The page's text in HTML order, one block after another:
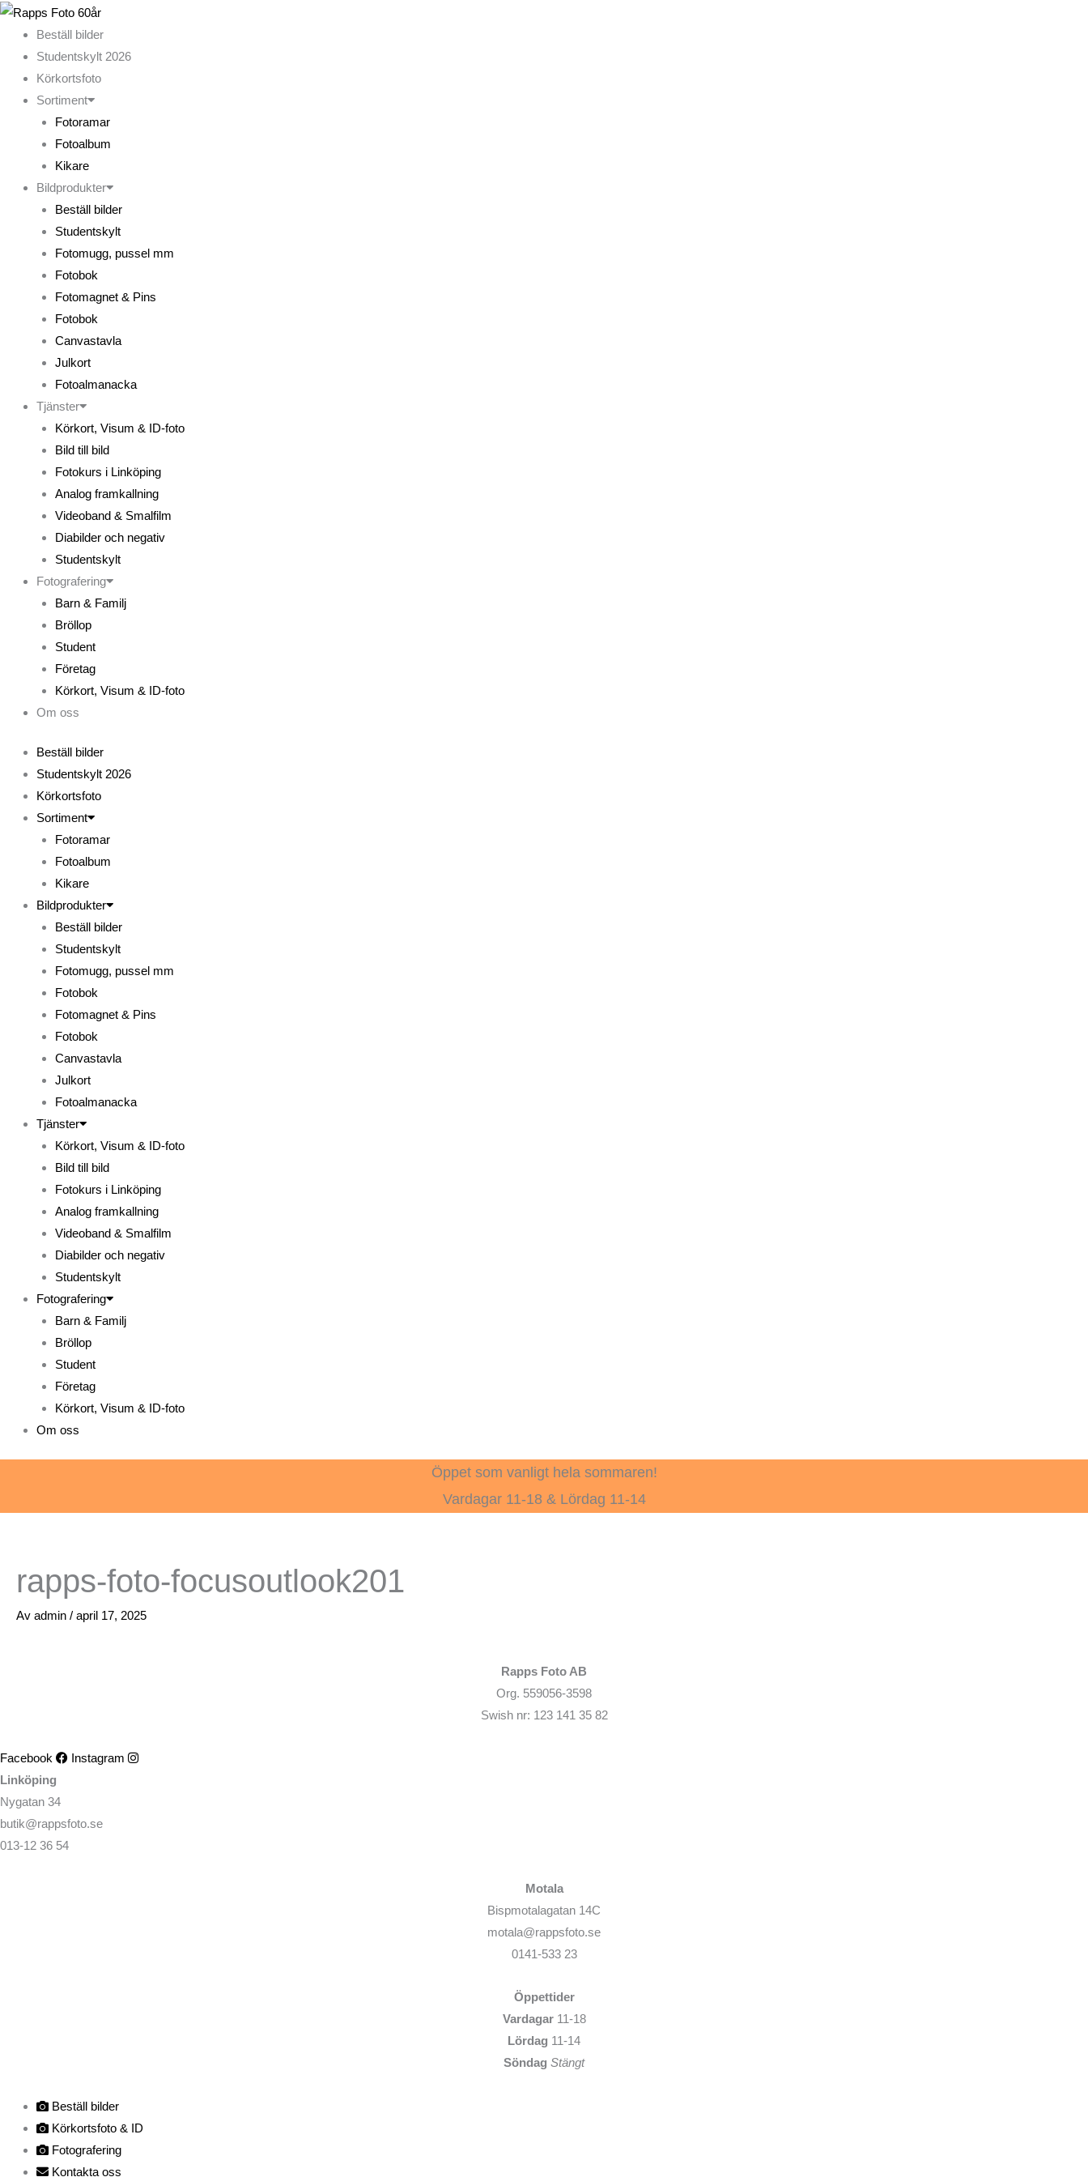
Hoppa
innehåll
Beställ bilder
Studentskylt 2026
Körkortsfoto
Sortiment
Fotoramar
Fotoalbum
Kikare
Bildprodukter
Beställ bilder
Studentskylt
Fotomugg, pussel mm
Fotobok
Fotomagnet & Pins
Fotobok
Canvastavla
Julkort
Fotoalmanacka
Tjänster
Körkort, Visum & ID-foto
Bild till bild
Fotokurs i Linköping
Analog framkallning
Videoband & Smalfilm
Diabilder och negativ
Studentskylt
Fotografering
Barn & Familj
Bröllop
Student
Företag
Körkort, Visum & ID-foto
Om oss
Beställ bilder
Studentskylt 2026
Körkortsfoto
Sortiment
Fotoramar
Fotoalbum
Kikare
Bildprodukter
Beställ bilder
Studentskylt
Fotomugg, pussel mm
Fotobok
Fotomagnet & Pins
Fotobok
Canvastavla
Julkort
Fotoalmanacka
Tjänster
Körkort, Visum & ID-foto
Bild till bild
Fotokurs i Linköping
Analog framkallning
Videoband & Smalfilm
Diabilder och negativ
Studentskylt
Fotografering
Barn & Familj
Bröllop
Student
Företag
Körkort, Visum & ID-foto
Om oss
Öppet som vanligt hela sommaren!
Vardagar 11-18 & Lördag 11-14
rapps-foto-focusoutlook201
Av admin / april 17, 2025
Rapps Foto AB
Org. 559056-3598
Swish nr: 123 141 35 82
Facebook
Instagram
Linköping
Nygatan 34
butik@rappsfoto.se
013-12 36 54
Motala
Bispmotalagatan 14C
motala@rappsfoto.se
0141-533 23
Öppettider
Vardagar11-18
Lördag 11-14
Söndag Stängt
Beställ bilder
Körkortsfoto & ID
Fotografering
Kontakta oss